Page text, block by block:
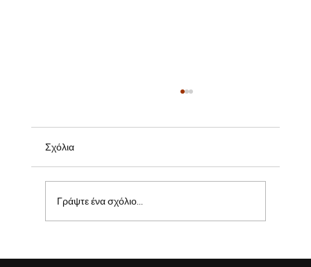
Σχόλια
Γράψτε ένα σχόλιο...